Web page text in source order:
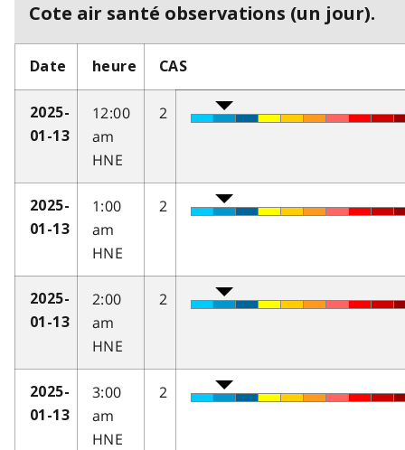
Cote air santé observations (un jour).
Date heure CAS
2025-
01-13
12:00
am
HNE
2
2025-
01-13
1:00
am
HNE
2
2025-
01-13
2:00
am
HNE
2
2025-
01-13
3:00
am
HNE
2